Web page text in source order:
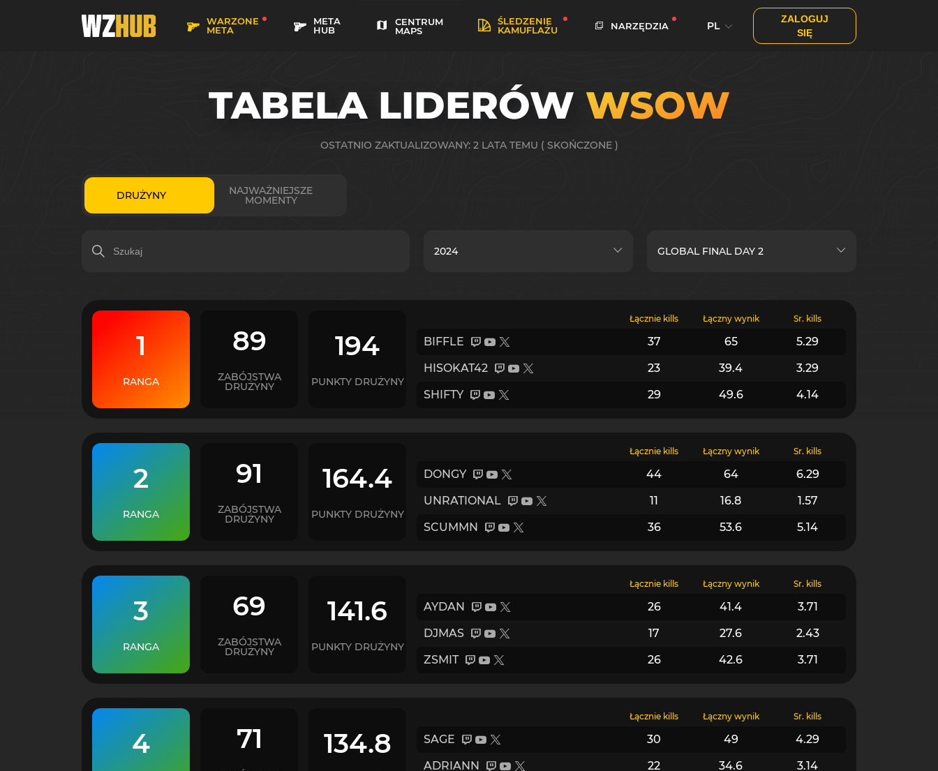
WARZONE
META
META
HUB
CENTRUM
MAPS
ŚLEDZENIE
KAMUFLAŻU
NARZĘDZIA PL
ZALOGUJ
SIĘ
TABELA LIDERÓW WSOW
OSTATNIO ZAKTUALIZOWANY: 2 LATA TEMU ( SKOŃCZONE )
DRUŻYNY NAJWAŻNIEJSZE
MOMENTY
1
RANGA
89
ZABÓJSTWA
DRUŻYNY
194
PUNKTY DRUŻYNY
Łącznie kills Łączny wynik Śr. kills
BIFFLE 37 65
5.29
HISOKAT42
23 39.4
3.29
SHIFTY
29 49.6 4.14
2
RANGA
91
ZABÓJSTWA
DRUŻYNY
164.4
PUNKTY DRUŻYNY
Łącznie kills Łączny wynik Śr. kills
DONGY 44 64
6.29
UNRATIONAL
11 16.8
1.57
SCUMMN
36 53.6 5.14
3
RANGA
69
ZABÓJSTWA
DRUŻYNY
141.6
PUNKTY DRUŻYNY
Łącznie kills Łączny wynik Śr. kills
AYDAN 26 41.4
3.71
DJMAS
17 27.6
2.43
ZSMIT
26 42.6 3.71
4 71 134.8
Łącznie kills Łączny wynik Śr. kills
SAGE 30 49
4.29
ADRIANN
22 34.6
3.14